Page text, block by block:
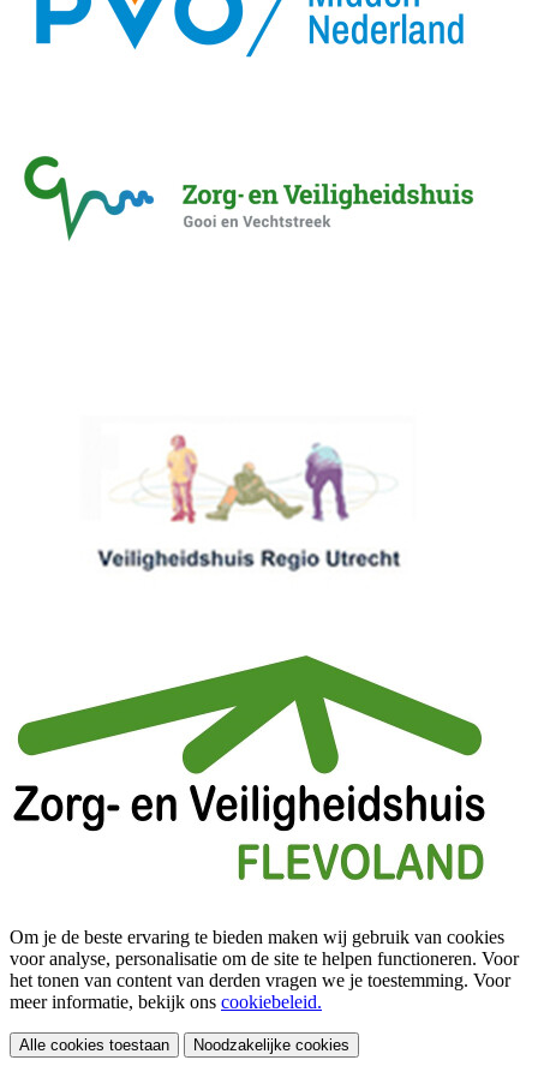
Om je de beste ervaring te bieden maken wij gebruik van cookies
voor analyse, personalisatie om de site te helpen functioneren. Voor
het tonen van content van derden vragen we je toestemming. Voor
meer informatie, bekijk ons cookiebeleid.
Alle cookies toestaan Noodzakelijke cookies